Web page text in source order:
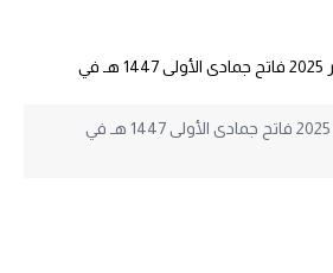
فلكياً: الخميس 23 أكتوبر 2025 فاتح جمادى الأولى 1447 هـ في